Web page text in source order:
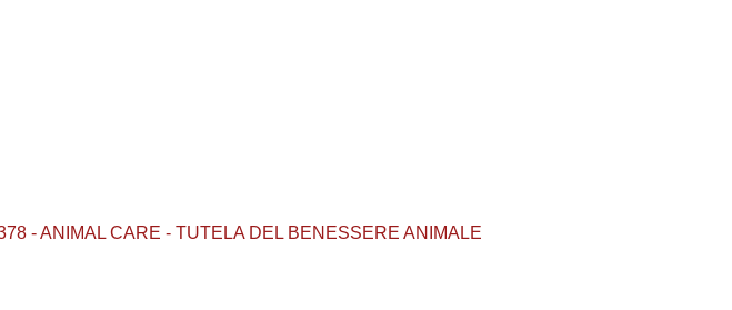
- ANIMAL CARE - TUTELA DEL BENESSERE ANIMALE